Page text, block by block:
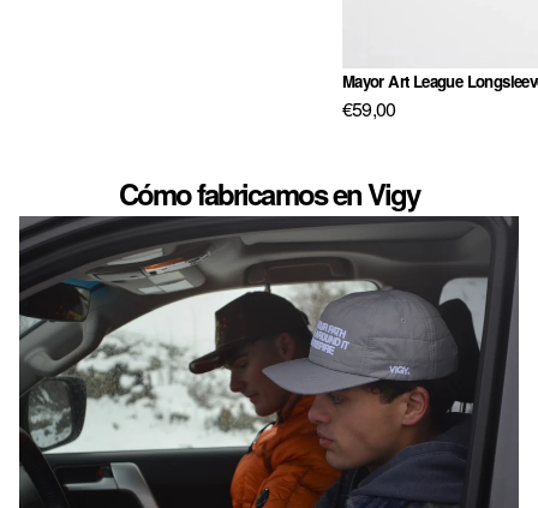
RO · LEI — RUMANÍA
SE · KR — SUECIA
Mayor Art League
€59,00
Cómo fabricamos en Vigy